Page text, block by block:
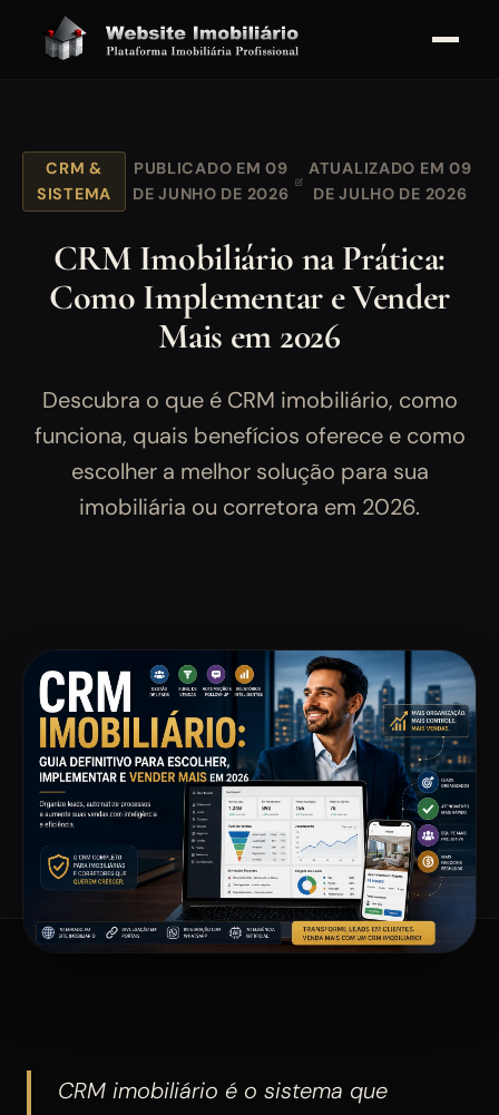
CRM &
SISTEMA
PUBLICADO EM 09
DE JUNHO DE 2026
ATUALIZADO EM 09
DE JULHO DE 2026
CRM Imobiliário na Prática:
Como Implementar e Vender
Mais em 2026
Descubra o que é CRM imobiliário, como
funciona, quais benefícios oferece e como
escolher a melhor solução para sua
imobiliária ou corretora em 2026.
CRM imobiliário é o sistema que